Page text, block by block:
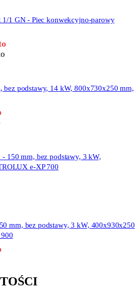
1/1 GN - Piec konwekcyjno-parowy
bez podstawy, 14 kW, 800x730x250 mm,
150 mm, bez podstawy, 3 kW,
e-XP 700
mm, bez podstawy, 3 kW, 400x930x250